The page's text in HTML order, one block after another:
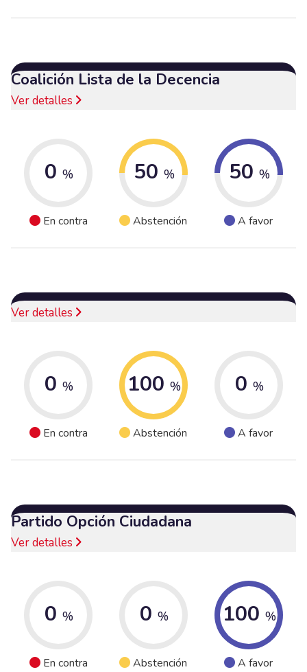
Coalición Lista de la Decencia
Ver detalles
0 %
En contra
50 %
Abstención
50 %
A favor
Ver detalles
0 %
En contra
100 %
Abstención
0 %
A favor
Partido Opción Ciudadana
Ver detalles
0 %
En contra
0 %
Abstención
100 %
A favor